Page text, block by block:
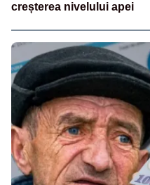
creșterea nivelului apei